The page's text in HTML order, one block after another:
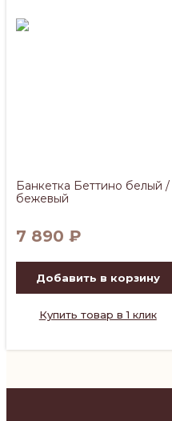
Банкетка Беттино белый /
бежевый
7 890 ₽
Добавить в корзину
Купить товар в 1 клик